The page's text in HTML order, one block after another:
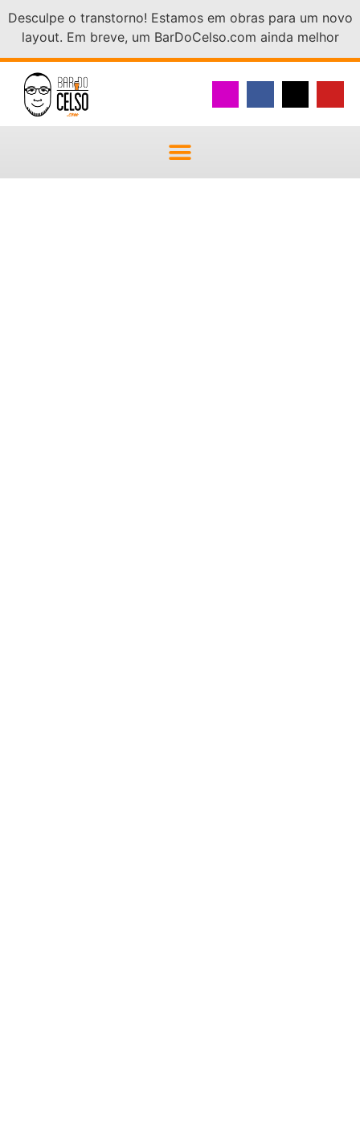
Desculpe o transtorno! Estamos em obras para um novo
layout. Em breve, um BarDoCelso.com ainda melhor